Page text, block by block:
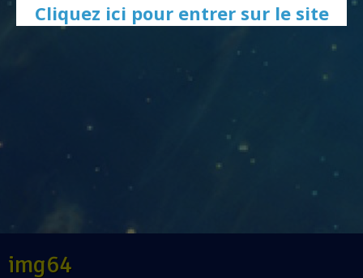
img64
Cliquez ici pour entrer sur le site